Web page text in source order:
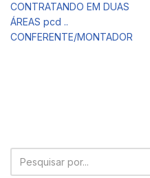
CONTRATANDO EM DUAS
ÁREAS pcd ..
CONFERENTE/MONTADOR